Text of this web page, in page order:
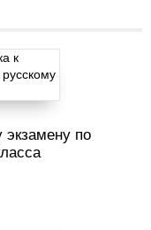
экзамену по